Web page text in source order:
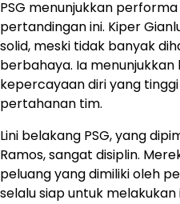
PSG menunjukkan
pertandingan ini. Kiper
solid, meski tidak banyak
berbahaya. Ia
kepercayaan diri yang
pertahanan tim.
Lini belakang PSG, yang
Ramos, sangat disiplin.
peluang yang dimiliki oleh
selalu siap untuk